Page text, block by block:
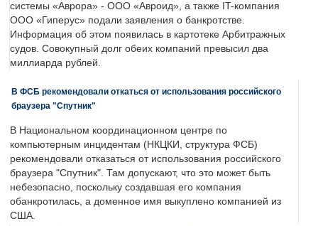
системы «Аврора» - ООО «Авроид», а также IT-компания
ООО «Гиперус» подали заявления о банкротстве.
Информация об этом появилась в картотеке Арбитражных
судов. Совокупный долг обеих компаний превысил два
миллиарда рублей.
В ФСБ рекомендовали откаться от использования российского
браузера "Спутник"
В Национальном координационном центре по
компьютерным инцидентам (НКЦКИ, структура ФСБ)
рекомендовали отказаться от использования российского
браузера "Спутник". Там допускают, что это может быть
небезопасно, поскольку создавшая его компания
обанкротилась, а доменное имя выкуплено компанией из
США.